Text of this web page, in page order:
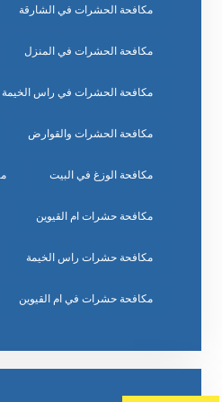
مكافحة الحشرات في الشارقة
مكافحة الحشرات في المنزل
مكافحة الحشرات في راس الخيمة
مكافحة الحشرات والقوارض
مكافحة الوزغ في البيت
مكافحة حشرات ام القيوين
مكافحة حشرات راس الخيمة
مكافحة حشرات في ام القيوين